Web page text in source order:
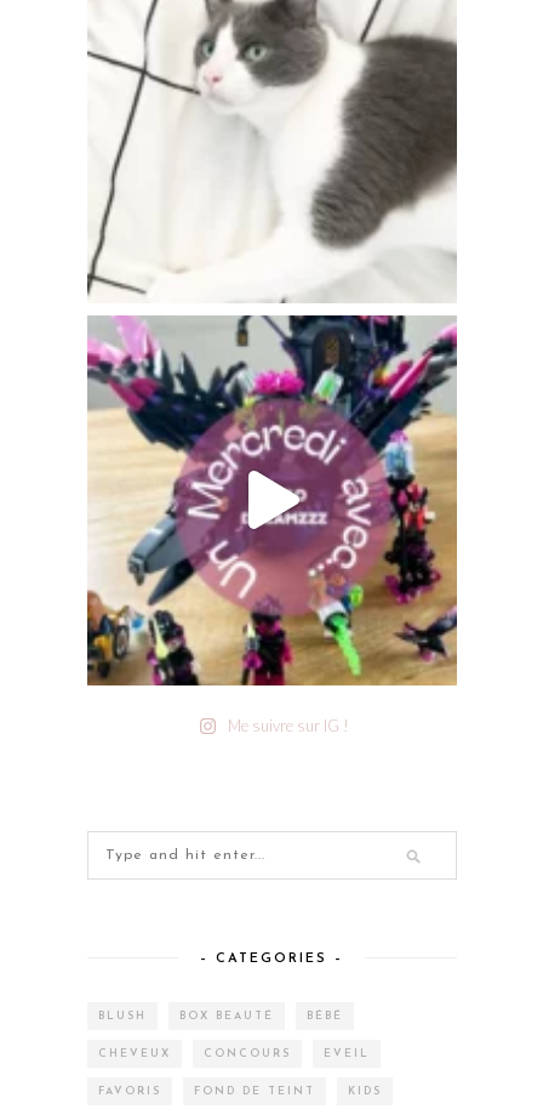
Me suivre sur IG !
– CATEGORIES –
BLUSH BOX BEAUTÉ BÉBÉ
CHEVEUX CONCOURS EVEIL
FAVORIS FOND DE TEINT KIDS